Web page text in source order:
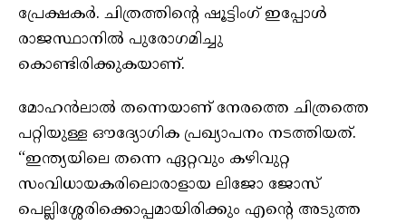
പ്രേക്ഷകർ. ചിത്രത്തിന്റെ ഷൂട്ടിംഗ് ഇപ്പോൾ
രാജസ്ഥാനിൽ പുരോഗമിച്ചു
കൊണ്ടിരിക്കുകയാണ്.
മോഹൻലാൽ തന്നെയാണ് നേരത്തെ ചിത്രത്തെ
പറ്റിയുള്ള ഔദ്യോഗിക പ്രഖ്യാപനം നടത്തിയത്.
“ഇന്ത്യയിലെ തന്നെ ഏറ്റവും കഴിവുറ്റ
സംവിധായകരിലൊരാളായ ലിജോ ജോസ്
പെല്ലിശ്ശേരിക്കൊപ്പമായിരിക്കും എന്റെ അടുത്ത